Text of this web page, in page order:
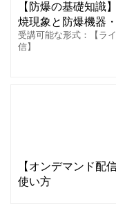
【防爆の基礎知識
焼現象と防爆機器
受講可能な形式：【ラ
信】
【オンデマンド配
使い方